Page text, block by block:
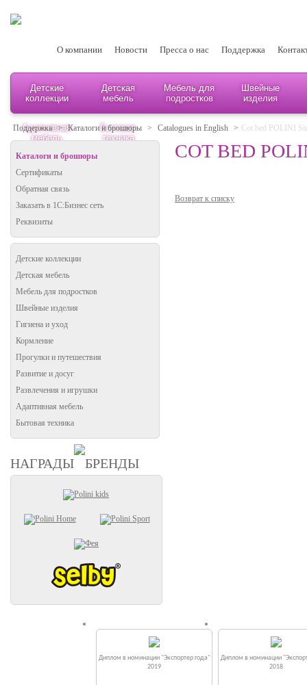
О компании Новости Пресса о нас Поддержка
Детские
коллекции
Детская
мебель
Мебель для
подростков
Швейные
изделия
Адаптивная
мебель
Бытовая
техника
Поддержка > Каталоги и брошюры > Catalogues in English > Cot bed POLINI
Каталоги и брошюры
Сертификаты
Обратная связь
Заказать в 1С:Бизнес сеть
Реквизиты
Детские коллекции
Детская мебель
Мебель для подростков
Швейные изделия
Гигиена и уход
Кормление
Прогулки и путешествия
Развитие и досуг
Развлечения и игрушки
Адаптивная мебель
Бытовая техника
НАГРАДЫ БРЕНДЫ
COT BED
Возврат к списку
Диплом в номинации "Экспортер года"
2019
Диплом в номинации
2018